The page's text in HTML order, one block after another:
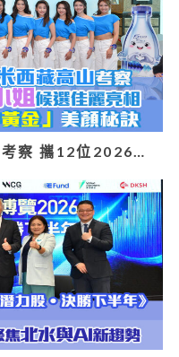
察 攜12位2026…